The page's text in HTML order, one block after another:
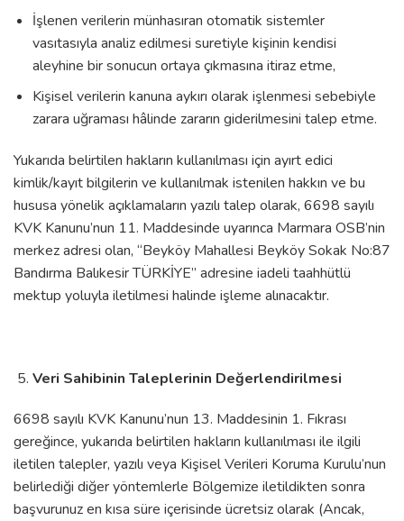
İşlenen verilerin münhasıran otomatik sistemler
vasıtasıyla analiz edilmesi suretiyle kişinin kendisi
aleyhine bir sonucun ortaya çıkmasına itiraz etme,
Kişisel verilerin kanuna aykırı olarak işlenmesi sebebiyle
zarara uğraması hâlinde zararın giderilmesini talep etme.
Yukarıda belirtilen hakların kullanılması için ayırt edici
kimlik/kayıt bilgilerin ve kullanılmak istenilen hakkın ve bu
hususa yönelik açıklamaların yazılı talep olarak, 6698 sayılı
KVK Kanunu’nun 11. Maddesinde uyarınca Marmara OSB’nin
merkez adresi olan, “Beyköy Mahallesi Beyköy Sokak No:87
Bandırma Balıkesir TÜRKİYE” adresine iadeli taahhütlü
mektup yoluyla iletilmesi halinde işleme alınacaktır.
Veri Sahibinin Taleplerinin Değerlendirilmesi
6698 sayılı KVK Kanunu’nun 13. Maddesinin 1. Fıkrası
gereğince, yukarıda belirtilen hakların kullanılması ile ilgili
iletilen talepler, yazılı veya Kişisel Verileri Koruma Kurulu’nun
belirlediği diğer yöntemlerle Bölgemize iletildikten sonra
başvurunuz en kısa süre içerisinde ücretsiz olarak (Ancak,